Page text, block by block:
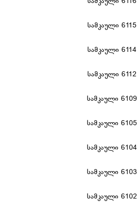
სამკაული 6115